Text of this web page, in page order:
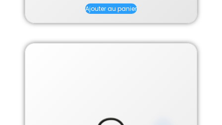
Ajouter au panier